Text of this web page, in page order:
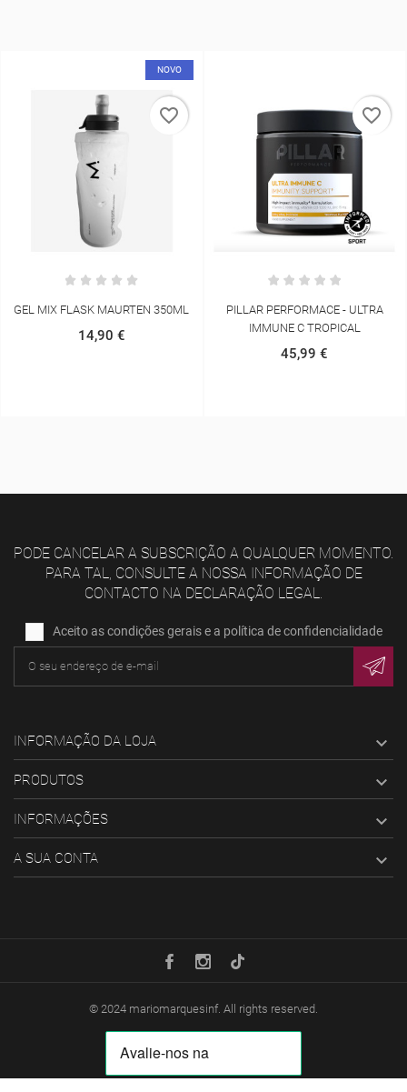
PILLAR PERFORMACE - ULTRA
IMMUNE C TROPICAL
favorite_border
MAURTEN GEL MIX 480 BOX (6
UN.)
45,00 €
favorite_border
PODE CANCELAR A SUBSCRIÇÃO A QUALQUER MOMENTO.
PARA TAL, CONSULTE A NOSSA INFORMAÇÃO DE
CONTACTO NA DECLARAÇÃO LEGAL.
Aceito as condições gerais e a política de confidencialidade
INFORMAÇÃO DA LOJA 
PRODUTOS 
INFORMAÇÕES 
A SUA CONTA 
© 2024 mariomarquesinf. All rights reserved.